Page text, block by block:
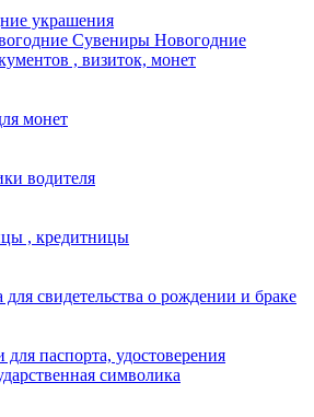
украшения
Сувениры Новогодние
, визиток, монет
монет
водителя
, кредитницы
свидетельства о рождении и браке
паспорта, удостоверения
символика